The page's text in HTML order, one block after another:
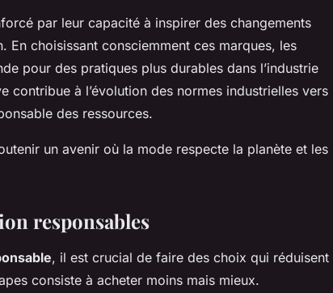
par leur capacité à inspirer des changements
En choisissant consciemment ces marques, les
pour des pratiques plus durables dans l’industrie
contribue à l’évolution des normes industrielles vers
des ressources.
un avenir où la mode respecte la planète et les
responsables
, il est crucial de faire des choix qui réduisent
consiste à acheter moins mais mieux.